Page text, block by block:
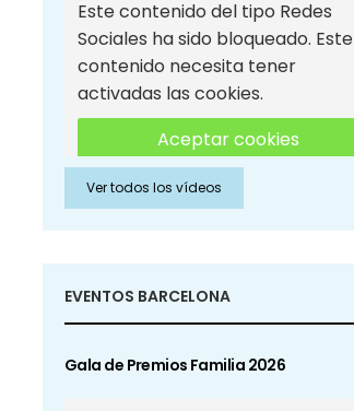
Este contenido del tipo Redes
Sociales ha sido bloqueado. Este
contenido necesita tener
activadas las cookies.
Aceptar cookies
Aceptar cookies de Redes
Sociales
Ver todos los vídeos
EVENTOS BARCELONA
Gala de Premios Familia 2026